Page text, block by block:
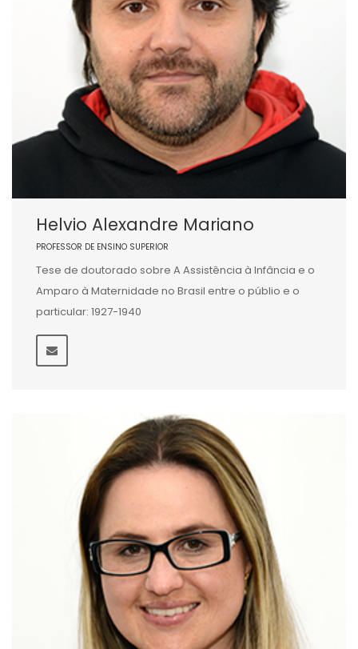
Helvio Alexandre Mariano
PROFESSOR DE ENSINO SUPERIOR
Tese de doutorado sobre A Assistência à Infância e o
Amparo à Maternidade no Brasil entre o públio e o
particular: 1927-1940